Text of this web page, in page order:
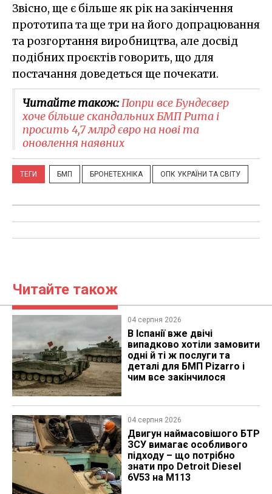
Звісно, ще є більше як рік на закінчення
прототипа та ще три на його допрацювання
та розгортання виробництва, але досвід
подібних проєктів говорить, що для
постачання доведеться ще почекати.
Читайте також:Попри все Бундесвер
хоче більше скандальних БМП Puma і
просить 4,7 млрд євро на нові та
оновлення наявних
ТЕГИ БМП БРОНЕТЕХНІКА ОПК УКРАЇНИ ТА СВІТУ
Читайте також
04 серпня 2026
В Іспанії вже двічі
випадково хотіли замовити
одні й ті ж послуги та
деталі для БМП Pizarro і
чим все закінчилося
04 серпня 2026
​Двигун наймасовішого БТР
ЗСУ вимагає особливого
підходу – що потрібно
знати про Detroit Diesel
6V53 на M113